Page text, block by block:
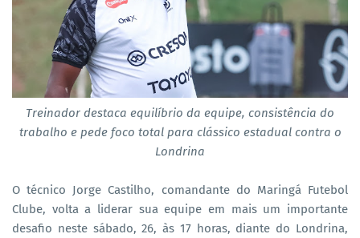
Treinador destaca equilíbrio da equipe, consistência do
trabalho e pede foco total para clássico estadual contra o
Londrina
O técnico Jorge Castilho, comandante do Maringá Futebol
Clube, volta a liderar sua equipe em mais um importante
desafio neste sábado, 26, às 17 horas, diante do Londrina,